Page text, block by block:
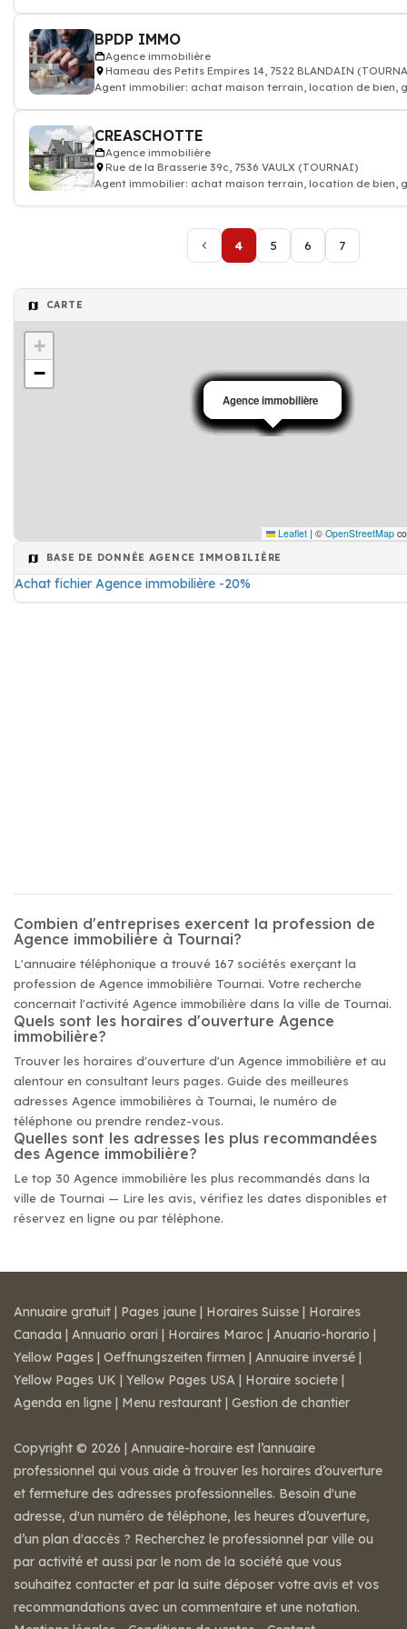
BPDP IMMO
Agence immobilière
Hameau des Petits Empires 14, 7522 BLANDAIN
Agent immobilier: achat maison terrain, location de bien,
CREASCHOTTE
Agence immobilière
Rue de la Brasserie 39c, 7536 VAULX (TOURNAI)
Agent immobilier: achat maison terrain, location de bien,
4 5 6 7
CARTE
Agence immobilière
Agence immobilière
Agence immobilière
Agence immobilière
Agence immobilière
Agence immobilière
Agence immobilière
Agence immobilière
Agence immobilière
Agence immobilière
Agence immobilière
Agence immobilière
Agence immobilière
Agence immobilière
Agence immobilière
Agence immobilière
Agence immobilière
Agence immobilière
Agence immobilière
Agence immobilière
+
−
Leaflet | © OpenStreetMap
BASE DE DONNÉE AGENCE IMMOBILIÈRE
Achat fichier Agence immobilière -20%
Combien d'entreprises exercent la profession de
Agence immobilière à Tournai?
L'annuaire téléphonique a trouvé 167 sociétés exerçant la
profession de Agence immobilière Tournai. Votre recherche
concernait l'activité Agence immobilière dans la ville de Tournai.
Quels sont les horaires d'ouverture Agence
immobilière?
Trouver les horaires d'ouverture d'un Agence immobilière et au
alentour en consultant leurs pages. Guide des meilleures
adresses Agence immobilières à Tournai, le numéro de
téléphone ou prendre rendez-vous.
Quelles sont les adresses les plus recommandées
des Agence immobilière?
Le top 30 Agence immobilière les plus recommandés dans la
ville de Tournai — Lire les avis, vérifiez les dates disponibles et
réservez en ligne ou par téléphone.
Annuaire gratuit | Pages jaune | Horaires Suisse | Horaires
Canada | Annuario orari | Horaires Maroc | Anuario-horario |
Yellow Pages | Oeffnungszeiten firmen | Annuaire inversé |
Yellow Pages UK | Yellow Pages USA | Horaire societe |
Agenda en ligne | Menu restaurant | Gestion de chantier
Copyright © 2026 | Annuaire-horaire est l’annuaire
professionnel qui vous aide à trouver les horaires d’ouverture
et fermeture des adresses professionnelles. Besoin d'une
adresse, d'un numéro de téléphone, les heures d’ouverture,
d’un plan d'accès ? Recherchez le professionnel par ville ou
par activité et aussi par le nom de la société que vous
souhaitez contacter et par la suite déposer votre avis et vos
recommandations avec un commentaire et une notation.